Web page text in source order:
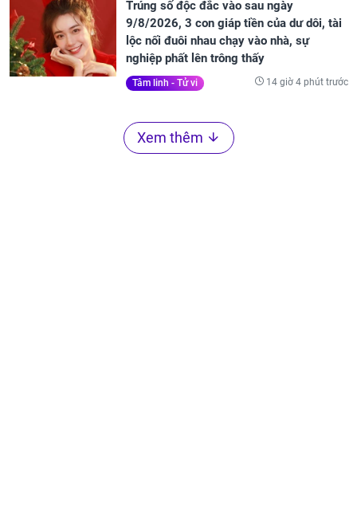
Trúng số độc đắc vào sau ngày
9/8/2026, 3 con giáp tiền của dư dôi, tài
lộc nối đuôi nhau chạy vào nhà, sự
nghiệp phất lên trông thấy
Tâm linh - Tử vi 14 giờ 4 phút trước
Xem thêm